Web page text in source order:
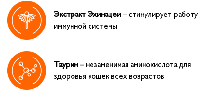
Экстракт Эхинацеи– стимулирует работу
иммунной системы
Таурин– незаменимая аминокислота для
здоровья кошек всех возрастов